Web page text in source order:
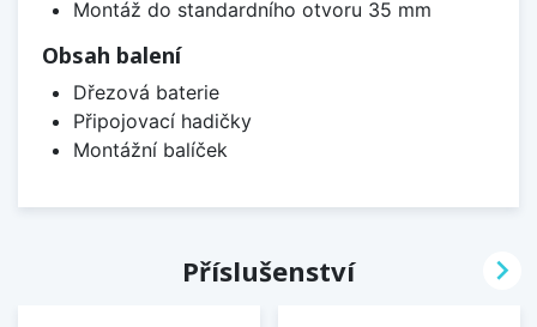
Montáž do standardního otvoru 35 mm
Obsah balení
Dřezová baterie
Připojovací hadičky
Montážní balíček
Příslušenství 